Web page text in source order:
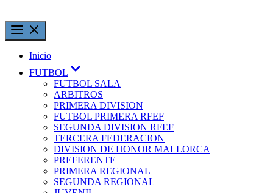
Inicio
FUTBOL
FUTBOL SALA
ARBITROS
PRIMERA DIVISION
FUTBOL PRIMERA RFEF
SEGUNDA DIVISION RFEF
TERCERA FEDERACION
DIVISION DE HONOR MALLORCA
PREFERENTE
PRIMERA REGIONAL
SEGUNDA REGIONAL